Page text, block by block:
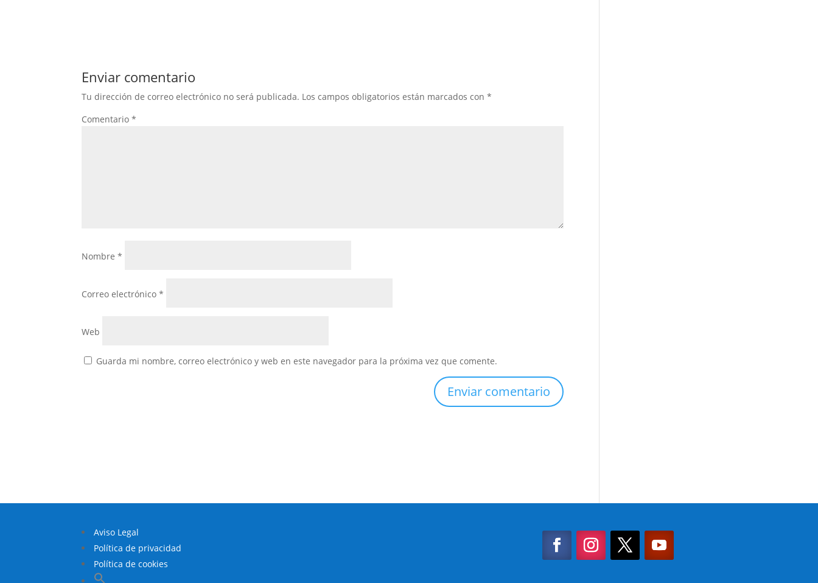
Enviar comentario
Tu dirección de correo electrónico no será publicada. Los campos obligatorios están marcados con*
Comentario*
Nombre*
Correo electrónico*
Web
Guarda mi nombre, correo electrónico y web en este navegador para la próxima vez que comente.
Aviso Legal
Política de privacidad
Política de cookies